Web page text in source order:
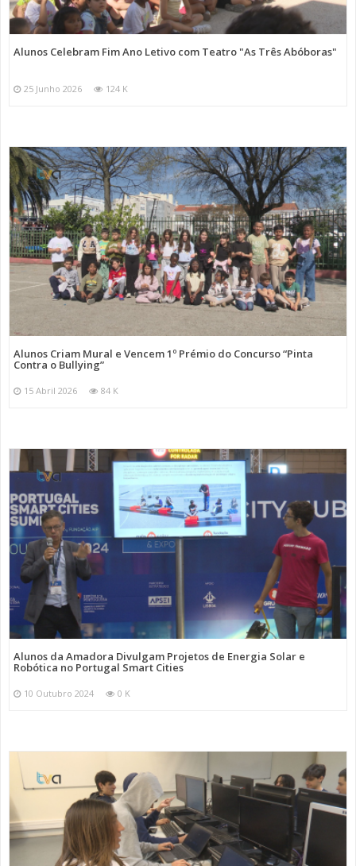
Alunos Celebram Fim Ano Letivo com Teatro "As Três Abóboras"
25 Junho 2026 124 K
Alunos Criam Mural e Vencem 1º Prémio do Concurso “Pinta
Contra o Bullying”
15 Abril 2026 84 K
Alunos da Amadora Divulgam Projetos de Energia Solar e
Robótica no Portugal Smart Cities
10 Outubro 2024 0 K